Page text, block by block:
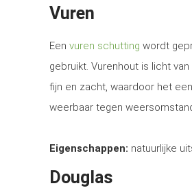
Vuren
Een vuren schutting wordt
gebruikt. Vurenhout is licht
fijn en zacht, waardoor het
weerbaar tegen
Eigenschappen: natuurlijke
Douglas